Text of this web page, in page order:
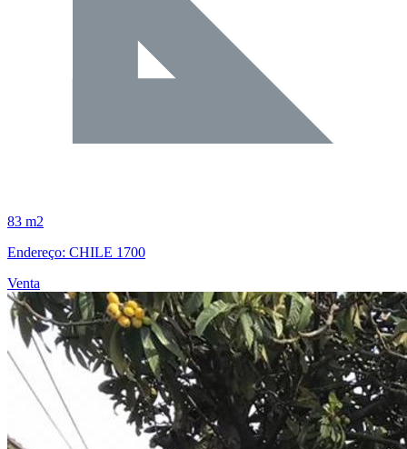
83 m2
Endereço: CHILE 1700
Venta